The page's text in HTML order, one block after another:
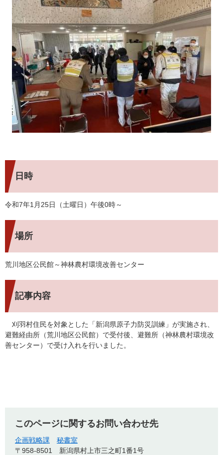
日時
令和7年1月25日（土曜日）午後0時～
場所
荒川地区公民館～神林農村環境改善センター
記事内容
刈羽村住民を対象とした「新潟県原子力防災訓練」が実施され、
避難経由所（荒川地区公民館）で受付後、避難所（神林農村環境改
善センター）で受け入れを行いました。
このページに関するお問い合わせ先
企画戦略課
秘書室
〒958-8501
新潟県村上市三之町1番1号